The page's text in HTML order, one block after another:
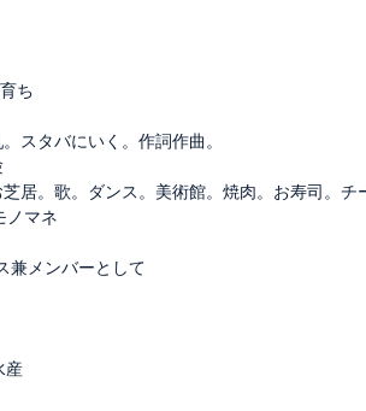
ち
スタバにいく。作詞作曲。
居。歌。ダンス。美術館。焼肉。お寿司。チ
ノマネ
兼メンバーとして
産